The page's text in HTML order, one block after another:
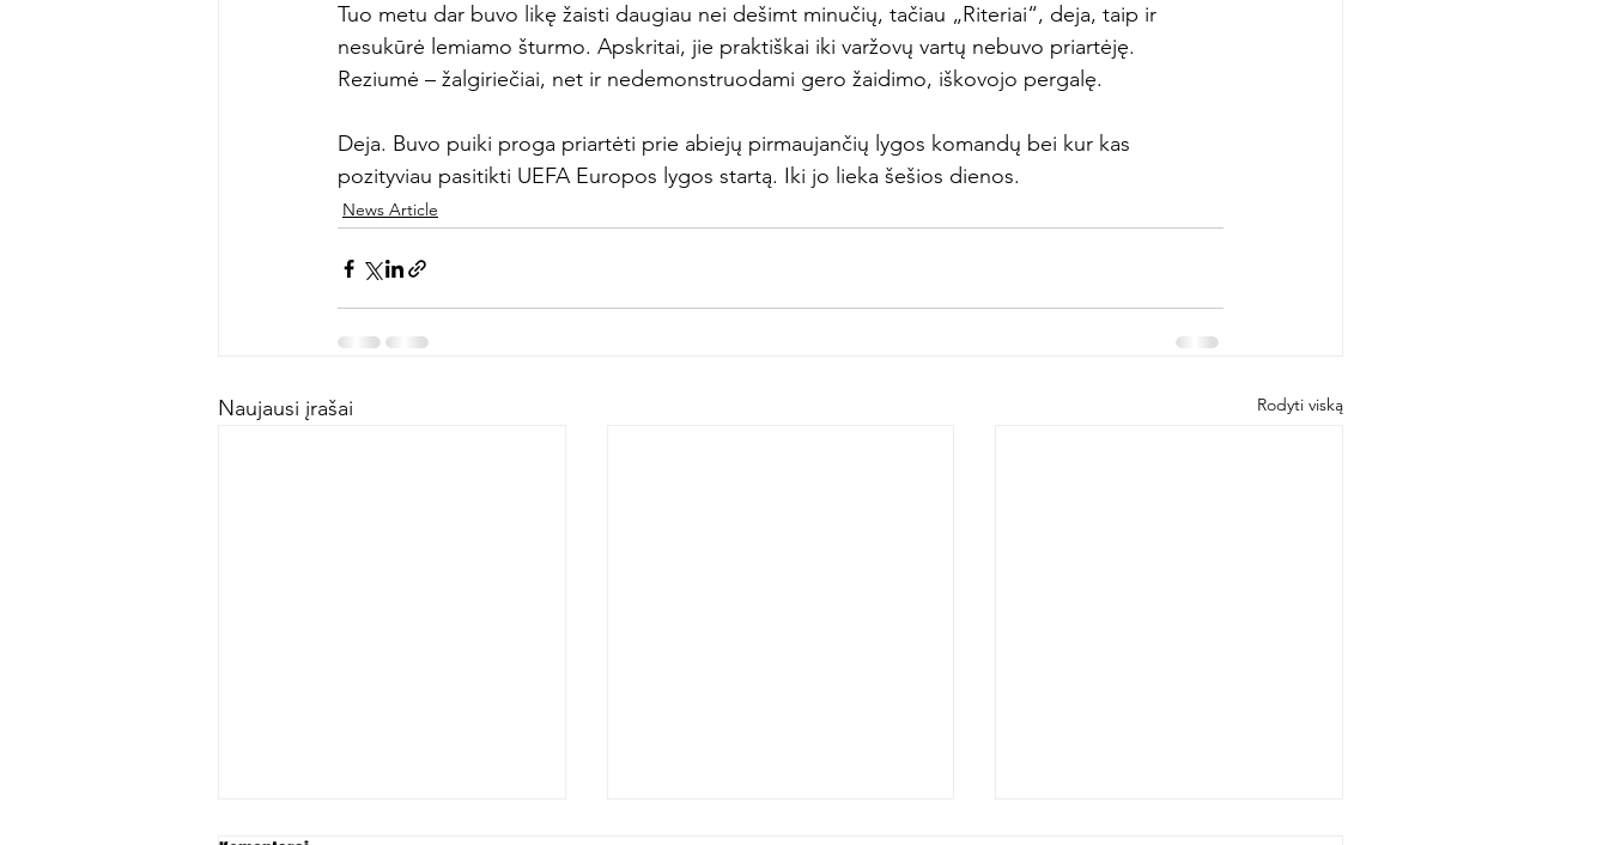
Tuo metu dar buvo likę žaisti daugiau nei dešimt minučių, tačiau „Riteriai“, deja, taip ir
nesukūrė lemiamo šturmo. Apskritai, jie praktiškai iki varžovų vartų nebuvo priartėję.
Reziumė – žalgiriečiai, net ir nedemonstruodami gero žaidimo, iškovojo pergalę.
Deja. Buvo puiki proga priartėti prie abiejų pirmaujančių lygos komandų bei kur kas
pozityviau pasitikti UEFA Europos lygos startą. Iki jo lieka šešios dienos.
News Article
Naujausi įrašai Rodyti viską